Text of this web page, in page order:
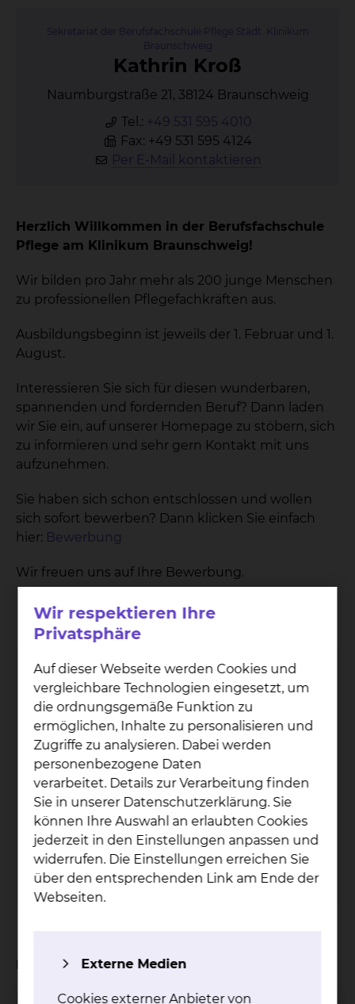
Sekretariat der Berufsfachschule Pflege Städt. Klinikum
Braunschweig
Kath­rin Kroß
Naumburgstraße 21, 38124 Braunschweig
Tel.: +49 531 595 4010
Fax: +49 531 595 4124
Per E-Mail kontaktieren
Herzlich Willkommen in der Berufsfachschule
Pflege am Klinikum Braunschweig!
Wir bilden pro Jahr mehr als 200 junge Menschen
zu professionellen Pflegefachkräften aus.
Ausbildungsbeginn ist jeweils der 1. Februar und 1.
August.
Interessieren Sie sich für diesen wunderbaren,
spannenden und fordernden Beruf? Dann laden
wir Sie ein, auf unserer Homepage zu stöbern, sich
zu informieren und sehr gern Kontakt mit uns
aufzunehmen.
Sie haben sich schon entschlossen und wollen
sich sofort bewerben? Dann klicken Sie einfach
hier: Bewerbung
Wir freuen uns auf Ihre Bewerbung.
Empfohlener redaktioneller Inhalt
An dieser Stelle sind externe Inhalte von
Amazon Cloud-Speicherplaziert. Zum
Schutz Ihrer persönlichen Daten wird der
Inhalt erst angezeigt, wenn Sie in den
Cookie-Einstellungen die OptionExterne
Medienakzeptieren.
Cookie-Option'Externe Medien'
akzeptieren
Cookie-Einstellungen
Lernen in der Praxis - unsere Schülerstation
Wir respektieren Ihre
Privatsphäre
Auf dieser Webseite werden Cookies und
vergleichbare Technologien eingesetzt, um
die ordnungsgemäße Funktion zu
ermöglichen, Inhalte zu personalisieren und
Zugriffe zu analysieren. Dabei werden
personenbezogene Daten
verarbeitet. Details zur Verarbeitung finden
Sie in unserer Datenschutzerklärung. Sie
können Ihre Auswahl an erlaubten Cookies
jederzeit in den Einstellungen anpassen und
widerrufen. Die Einstellungen erreichen Sie
über den entsprechenden Link am Ende der
Webseiten.
Externe Medien
Cookies externer Anbieter von